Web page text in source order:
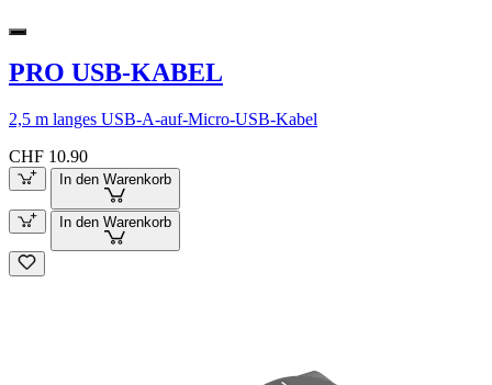
PRO USB-KABEL
2,5 m langes USB-A-auf-Micro-USB-Kabel
CHF 10.90
In den Warenkorb
In den Warenkorb